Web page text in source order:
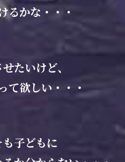
るかな・・・
たいけど、
て欲しい・・・
子どもに